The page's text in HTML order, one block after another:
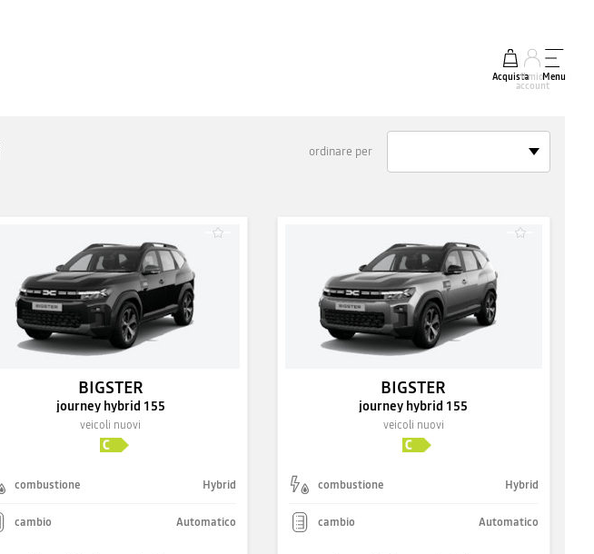
AcquistaIl mio
account
Menu
ordinare per
BIGSTER
journey hybrid 155
veicoli nuovi
combustione Hybrid
cambio Automatico
BIGSTER
journey hybrid 155
veicoli nuovi
combustione Hybrid
cambio Automatico